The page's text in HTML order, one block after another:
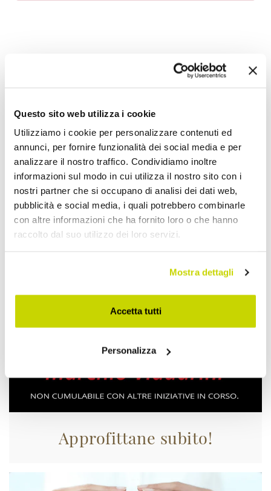
Questo sito web utilizza i cookie
Utilizziamo i cookie per personalizzare contenuti ed
annunci, per fornire funzionalità dei social media e per
analizzare il nostro traffico. Condividiamo inoltre
informazioni sul modo in cui utilizza il nostro sito con i
nostri partner che si occupano di analisi dei dati web,
pubblicità e social media, i quali potrebbero combinarle
con altre informazioni che ha fornito loro o che hanno
raccolto dal suo utilizzo dei loro servizi.
Mostra dettagli
Accetta tutti
Personalizza
Aggiungi alla Wish List
Letti Matrimoniali Imbottiti
Approfittane subito!